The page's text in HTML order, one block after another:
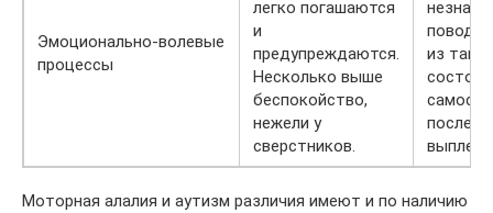
Эмоционально-волевые
процессы
легко погашаются
и
предупреждаются.
Несколько выше
беспокойство,
нежели у
сверстников.
из таких
после
Моторная алалия и аутизм различия имеют и по наличию